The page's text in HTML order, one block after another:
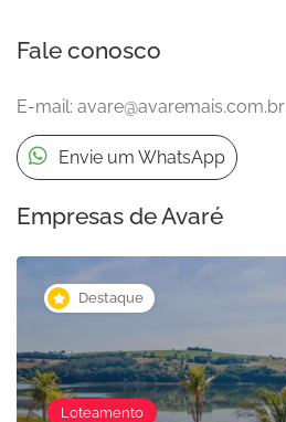
Fale conosco
E-mail: avare@avaremais.com.br
Envie um WhatsApp
Empresas de Avaré
Destaque
Loteamento